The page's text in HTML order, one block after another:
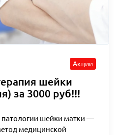
Акции
шейки
за 3000 руб!!!
шейки матки —
медицинской